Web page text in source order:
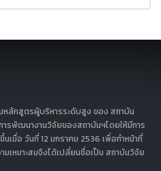
ลักสูตรผู้บริหารระดับสูง ของ สถาบัน
ารพัฒนางานวิจัยของสถาบันฯโดยให้มีการ
เมื่อ วันที่ 12 มกราคม 2536 เพื่อทำหน้าที่
เหมาะสมจึงได้เปลี่ยนชื่อเป็น สถาบันวิจัย